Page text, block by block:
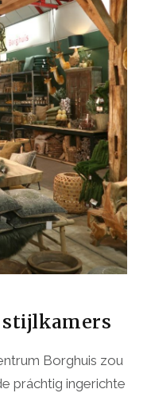
Borghuis zou
práchtig ingerichte